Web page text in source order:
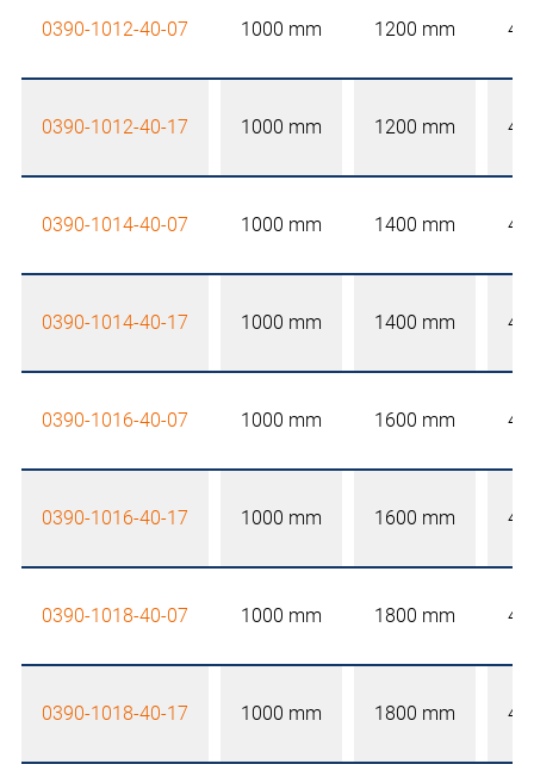
0390-1012-40-07 1000 mm 1200 mm
0390-1012-40-17 1000 mm 1200 mm
0390-1014-40-07 1000 mm 1400 mm
0390-1014-40-17 1000 mm 1400 mm
0390-1016-40-07 1000 mm 1600 mm
0390-1016-40-17 1000 mm 1600 mm
0390-1018-40-07 1000 mm 1800 mm
0390-1018-40-17 1000 mm 1800 mm